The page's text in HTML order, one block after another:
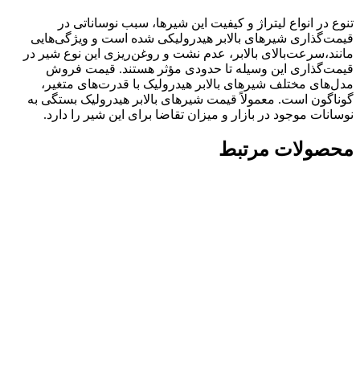
تنوع در انواع لیتراژ و کیفیت این شیرها، سبب نوساناتی در
قیمت‌گذاری شیرهای بالابر هیدرولیکی شده است و ویژگی‌هایی
مانند،سرعت‌بالای بالابر، عدم نشت و روغن‌ریزی این نوع شیر در
قیمت‌گذاری این وسیله تا حدودی مؤثر هستند. قیمت فروش
مدل‌های مختلف شیرهای بالابر هیدرولیک با قدرت‌های متغیر،
گوناگون است. معمولاً قیمت شیرهای بالابر هیدرولیک بستگی به
نوسانات موجود در بازار و میزان تقاضا برای این شیر را دارد.
محصولات مرتبط